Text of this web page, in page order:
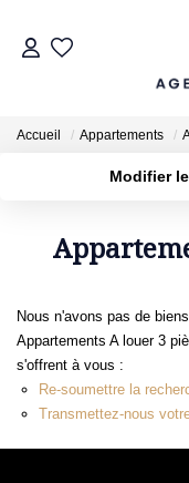
Accueil Appartements
Modifier
Type de transaction
Sélectionnez...
Budget max
Nous n'avons pas de
Appartements A louer 3
s'offrent à vous :
Re-soumettre la
Transmettez-nous